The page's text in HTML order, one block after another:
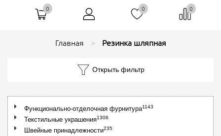
0 0 0
Главная Резинка шляпная
Открыть фильтр
Функционально-отделочная фурнитура1143
Текстильные украшения1306
Швейные принадлежности235